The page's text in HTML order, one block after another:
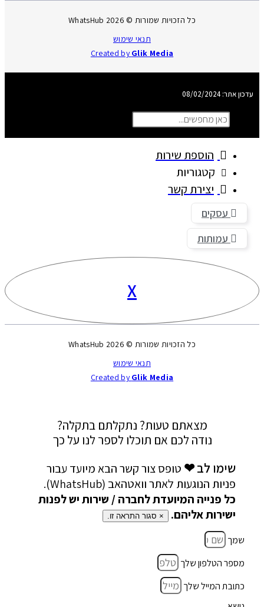
כל הזכויות שמורות © 2026 WhatsHub
תנאי שימוש
Created byGlik Media
08/02/2024
הוספת שירות
קטגוריות
יצירת קשר
עסקים
עמותות
כל הזכויות שמורות © 2026 WhatsHub
תנאי שימוש
Created byGlik Media
מצאתם טעות? נתקלתם בתקלה?
נודה לכם אם תוכלו לספר לנו על כך
שימו לב ❤טופס צור קשר הבא מיועד עבור
פניות הנוגעות לאתר וואטהאב (WhatsHub).
כל פנייה המיועדת לחברה / שירות יש לפנות
ישירות אליהם. × סגור התראה זו.
מספר הטלפון שלך
כתובת המייל שלך